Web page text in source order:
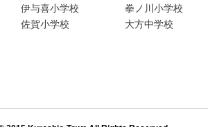
伊与喜小学校
拳ノ川小学校
佐賀小学校
大方中学校